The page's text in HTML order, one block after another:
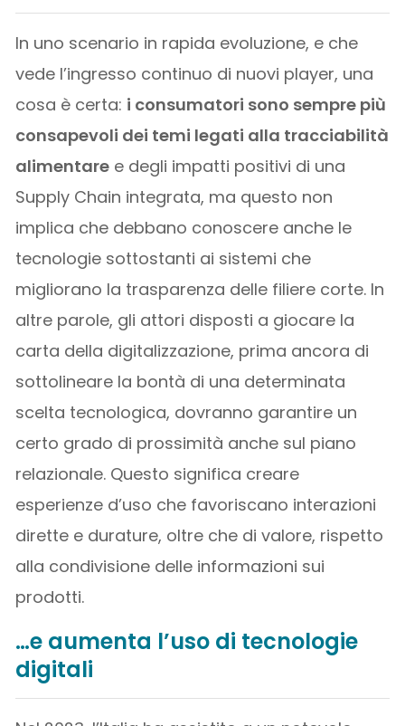
In uno scenario in rapida evoluzione, e che
vede l’ingresso continuo di nuovi player, una
cosa è certa: i consumatori sono sempre più
consapevoli dei temi legati alla tracciabilità
alimentare e degli impatti positivi di una
Supply Chain integrata, ma questo non
implica che debbano conoscere anche le
tecnologie sottostanti ai sistemi che
migliorano la trasparenza delle filiere corte. In
altre parole, gli attori disposti a giocare la
carta della digitalizzazione, prima ancora di
sottolineare la bontà di una determinata
scelta tecnologica, dovranno garantire un
certo grado di prossimità anche sul piano
relazionale. Questo significa creare
esperienze d’uso che favoriscano interazioni
dirette e durature, oltre che di valore, rispetto
alla condivisione delle informazioni sui
prodotti.
…e aumenta l’uso di tecnologie
digitali